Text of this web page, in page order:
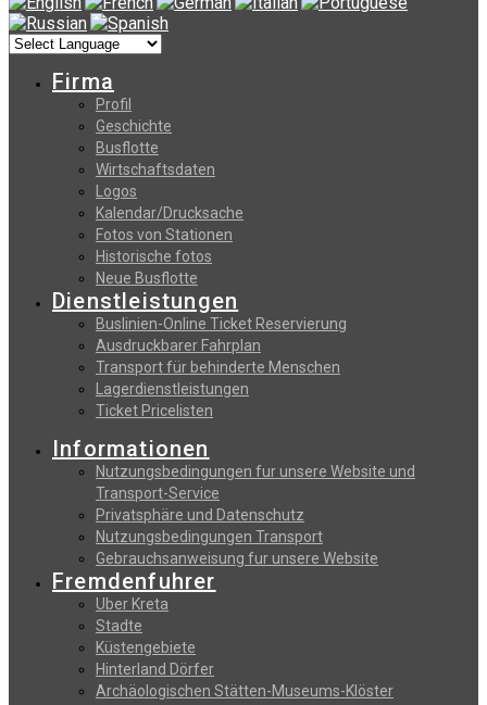
Firma
Profil
Geschichte
Busflotte
Wirtschaftsdaten
Logos
Kalendar/Drucksache
Fotos von Stationen
Historische fotos
Neue Busflotte
Dienstleistungen
Buslinien-Online Ticket Reservierung
Αusdruckbarer Fahrplan
Transport für behinderte Menschen
Lagerdienstleistungen
Ticket Pricelisten
Informationen
Nutzungsbedingungen fur unsere Website und
Transport-Service
Privatsphäre und Datenschutz
Nutzungsbedingungen Transport
Gebrauchsanweisung fur unsere Website
Fremdenfuhrer
Uber Kreta
Stadte
Küstengebiete
Hinterland Dörfer
Archäologischen Stätten-Museums-Klöster